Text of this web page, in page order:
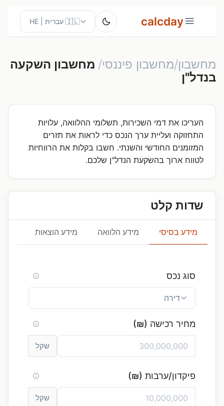
calcday
מחשבון/מחשבון פיננסי/ מחשבון השקעה
בנדל"ן
העריכו את דמי השכירות, תשלומי ההלוואה, עלויות
התחזוקה ועליית ערך הנכס כדי לראות את תזרים
המזומנים החודשי והשנתי. חשבו בקלות את הרווחיות
לטווח ארוך בהשקעת הנדל"ן שלכם.
שדות קלט
מידע בסיסי מידע הלוואה מידע הוצאות
סוג נכס
מחיר רכישה (₪)
שקל
פיקדון/ערבות (₪)
שקל